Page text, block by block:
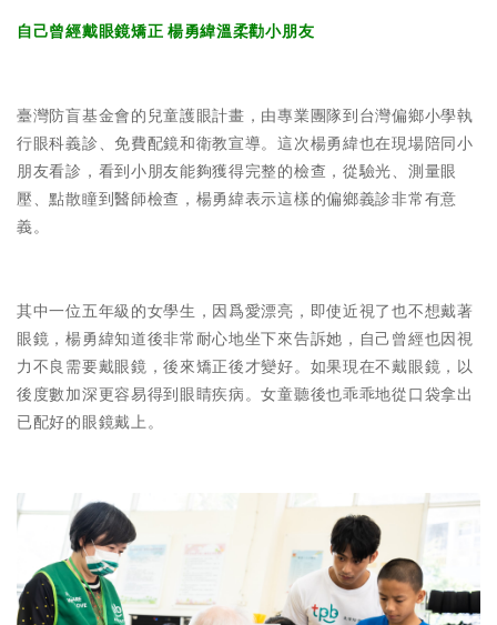
自己曾經戴眼鏡矯正 楊勇緯溫柔勸小朋友
臺灣防盲基金會的兒童護眼計畫，由專業團隊到台灣偏鄉小學執
行眼科義診、免費配鏡和衛教宣導。這次楊勇緯也在現場陪同小
朋友看診，看到小朋友能夠獲得完整的檢查，從驗光、測量眼
壓、點散瞳到醫師檢查，楊勇緯表示這樣的偏鄉義診非常有意
義。
其中一位五年級的女學生，因爲愛漂亮，即使近視了也不想戴著
眼鏡，楊勇緯知道後非常耐心地坐下來告訴她，自己曾經也因視
力不良需要戴眼鏡，後來矯正後才變好。如果現在不戴眼鏡，以
後度數加深更容易得到眼睛疾病。女童聽後也乖乖地從口袋拿出
已配好的眼鏡戴上。